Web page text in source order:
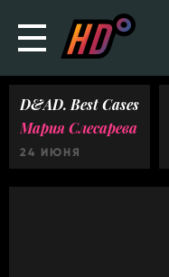
D&AD. Best Cases
Мария Слесарева
24 ИЮНЯ